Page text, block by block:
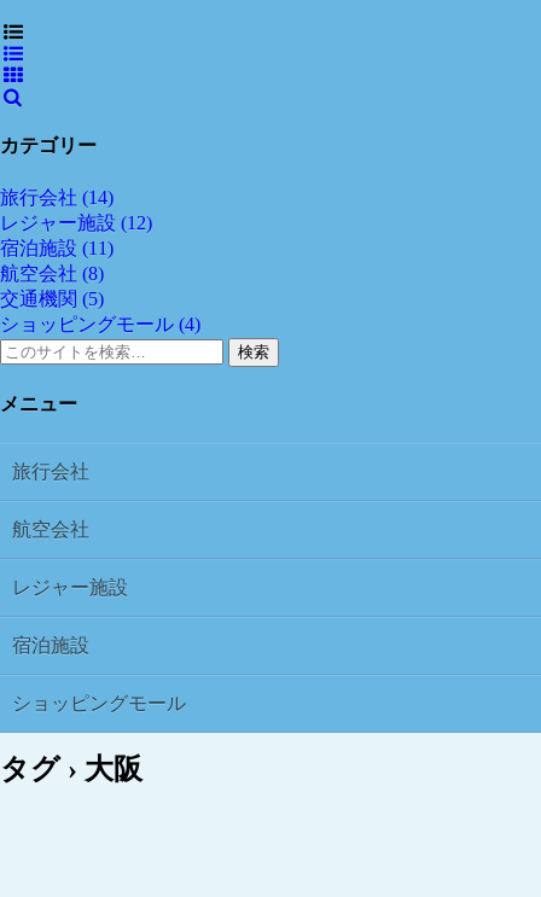
カテゴリー
旅行会社 (14)
レジャー施設 (12)
宿泊施設 (11)
航空会社 (8)
交通機関 (5)
ショッピングモール (4)
検索
メニュー
旅行会社
航空会社
レジャー施設
宿泊施設
ショッピングモール
タグ › 大阪